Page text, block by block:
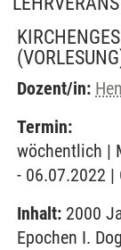
Dozent/in:
Termin:
wöchentlich |
- 06.07.2022 |
Inhalt: 2000
Epochen I.